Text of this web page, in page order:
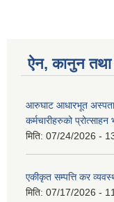
ऐन, कानुन तथा
आरुघाट आधारभूत
कर्मचारीहरुको प्रोत्साहन
मिति: 07/24/2026 -
एकीकृत सम्पत्ति कर
मिति: 07/17/2026 -